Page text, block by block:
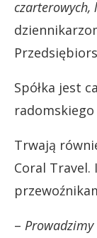
czarterowych,
Spółka jest
Trwają
Coral Travel.
–